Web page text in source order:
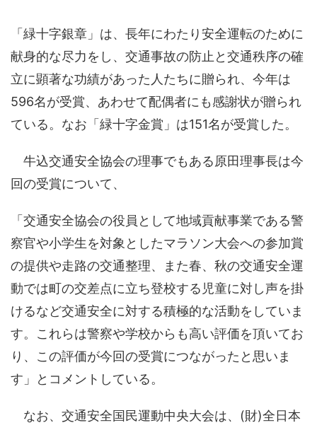
「緑十字銀章」は、長年にわたり安全運転のために
献身的な尽力をし、交通事故の防止と交通秩序の確
立に顕著な功績があった人たちに贈られ、今年は
596名が受賞、あわせて配偶者にも感謝状が贈られ
ている。なお「緑十字金賞」は151名が受賞した。
牛込交通安全協会の理事でもある原田理事長は今
回の受賞について、
「交通安全協会の役員として地域貢献事業である警
察官や小学生を対象としたマラソン大会への参加賞
の提供や走路の交通整理、また春、秋の交通安全運
動では町の交差点に立ち登校する児童に対し声を掛
けるなど交通安全に対する積極的な活動をしていま
す。これらは警察や学校からも高い評価を頂いてお
り、この評価が今回の受賞につながったと思いま
す」とコメントしている。
なお、交通安全国民運動中央大会は、(財)全日本